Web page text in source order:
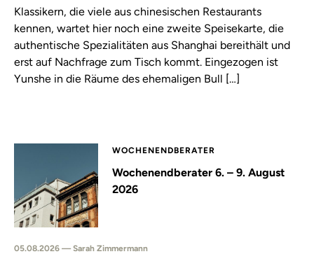
Klassikern, die viele aus chinesischen Restaurants
kennen, wartet hier noch eine zweite Speisekarte, die
authentische Spezialitäten aus Shanghai bereithält und
erst auf Nachfrage zum Tisch kommt. Eingezogen ist
Yunshe in die Räume des ehemaligen Bull […]
WOCHENENDBERATER
Wochenendberater 6. – 9. August
2026
05.08.2026 — Sarah Zimmermann